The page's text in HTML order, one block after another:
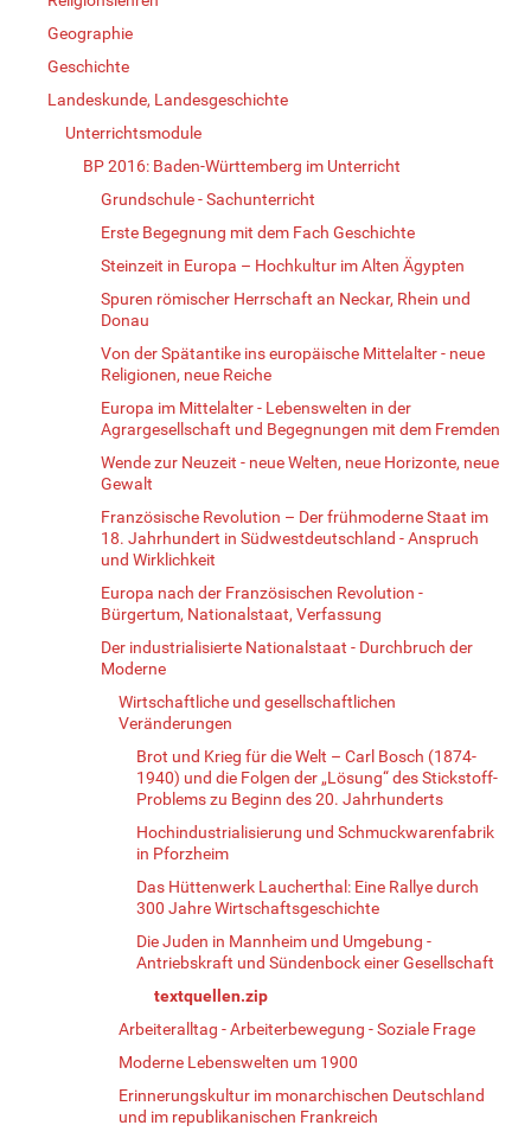
Geographie
Geschichte
Landeskunde, Landesgeschichte
Unterrichtsmodule
BP 2016: Baden-Württemberg im Unterricht
Grundschule - Sachunterricht
Erste Begegnung mit dem Fach Geschichte
Steinzeit in Europa – Hochkultur im Alten Ägypten
Spuren römischer Herrschaft an Neckar, Rhein und
Donau
Von der Spätantike ins europäische Mittelalter - neue
Religionen, neue Reiche
Europa im Mittelalter - Lebenswelten in der
Agrargesellschaft und Begegnungen mit dem Fremden
Wende zur Neuzeit - neue Welten, neue Horizonte, neue
Gewalt
Französische Revolution – Der frühmoderne Staat im
18. Jahrhundert in Südwestdeutschland - Anspruch
und Wirklichkeit
Europa nach der Französischen Revolution -
Bürgertum, Nationalstaat, Verfassung
Der industrialisierte Nationalstaat - Durchbruch der
Moderne
Wirtschaftliche und gesellschaftlichen
Veränderungen
Brot und Krieg für die Welt – Carl Bosch (1874-
1940) und die Folgen der „Lösung“ des Stickstoff-
Problems zu Beginn des 20. Jahrhunderts
Hochindustrialisierung und Schmuckwarenfabrik
in Pforzheim
Das Hüttenwerk Laucherthal: Eine Rallye durch
300 Jahre Wirtschaftsgeschichte
Die Juden in Mannheim und Umgebung -
Antriebskraft und Sündenbock einer Gesellschaft
textquellen.zip
Arbeiteralltag - Arbeiterbewegung - Soziale Frage
Moderne Lebenswelten um 1900
Erinnerungskultur im monarchischen Deutschland
und im republikanischen Frankreich